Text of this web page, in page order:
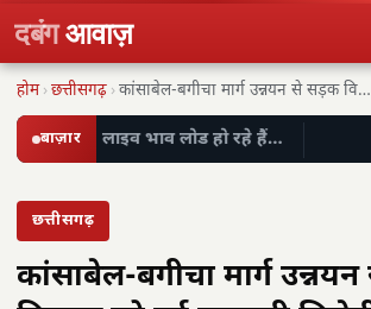
दबंगआवाज़
होम ›छत्तीसगढ़ › कांसाबेल-बगीचा मार्ग उन्नयन से सड़क विकास को नई…
बाज़ार लाइव भाव लोड हो रहे हैं…
छत्तीसगढ़
कांसाबेल-बगीचा मार्ग